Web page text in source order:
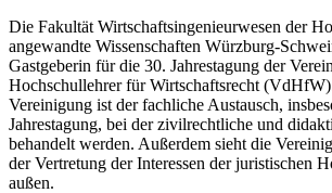
Die Fakultät Wirtschaftsingenieurwesen der
angewandte Wissenschaften Würzburg-
Gastgeberin für die 30. Jahrestagung der
Hochschullehrer für Wirtschaftsrecht
Vereinigung ist der fachliche Austausch,
Jahrestagung, bei der zivilrechtliche und
behandelt werden. Außerdem sieht die
der Vertretung der Interessen der juristischen
außen.